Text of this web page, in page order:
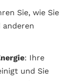
Sie, wie Sie
anderen
: Ihre
und Sie